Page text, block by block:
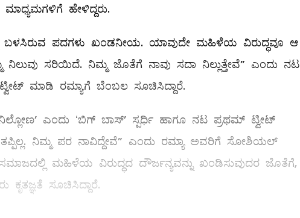
ಹೇಳಿದ್ದರು.
ಬಳಸಿರುವ ಪದಗಳು ಖಂಡನೀಯ. ಯಾವುದೇ ಮಹಿಳೆಯ ವಿರುದ್ಧವೂ ಆ
ನಿಲುವು ಸರಿಯಿದೆ. ನಿಮ್ಮ ಜೊತೆಗೆ ನಾವು ಸದಾ ನಿಲ್ಲುತ್ತೇವೆ” ಎಂದು ನಟ
ಮಾಡಿ ರಮ್ಯಾಗೆ ಬೆಂಬಲ ಸೂಚಿಸಿದ್ದಾರೆ.
ಎಂದು ʻಬಿಗ್‌ ಬಾಸ್‌ʼ ಸ್ಪರ್ಧಿ ಹಾಗೂ ನಟ ಪ್ರಥಮ್‌ ಟ್ವೀಟ್‌
ತಪ್ಪಿಲ್ಲ. ನಿಮ್ಮ ಪರ ನಾವಿದ್ದೇವೆ” ಎಂದು ರಮ್ಯಾ ಅವರಿಗೆ ಸೋಶಿಯಲ್‌
ಸಮಾಜದಲ್ಲಿ ಮಹಿಳೆಯ ವಿರುದ್ಧದ ದೌರ್ಜನ್ಯವನ್ನು ಖಂಡಿಸುವುದರ ಜೊತೆಗೆ,
ಸೂಚಿಸಿದ್ದಾರೆ.